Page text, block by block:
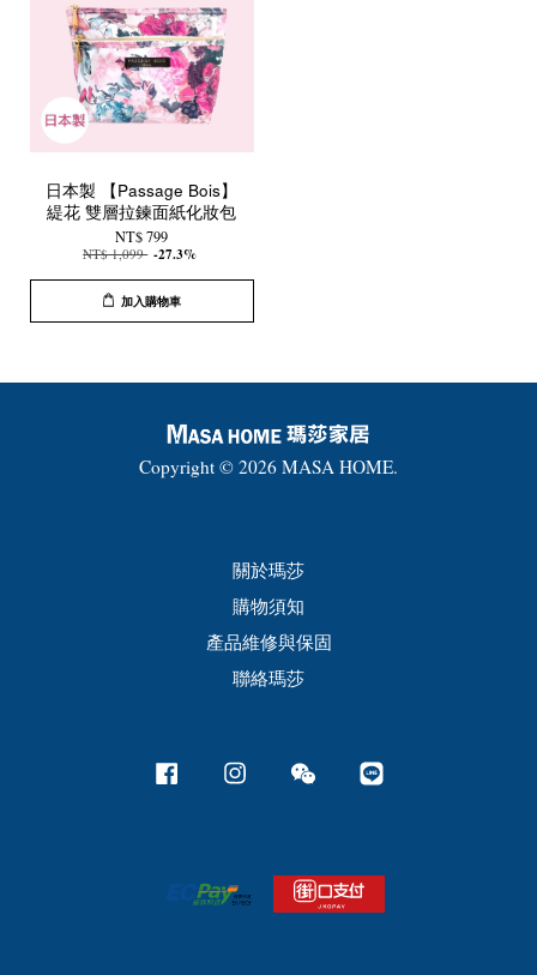
日本製 【Passage Bois】
緹花 雙層拉鍊面紙化妝包
NT$ 799
NT$ 1,099 -27.3%
加入購物車
Copyright © 2026 MASA HOME.
關於瑪莎
購物須知
產品維修與保固
聯絡瑪莎
Facebook Instagram Wechat